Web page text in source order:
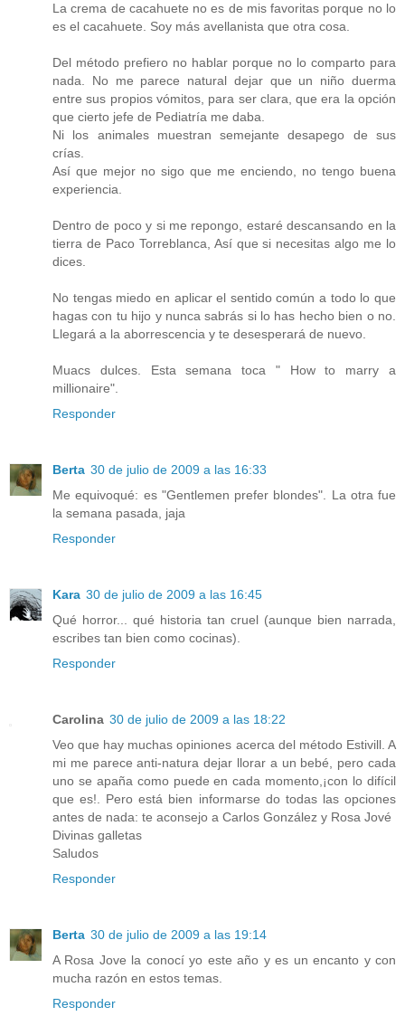
La crema de cacahuete no es de mis favoritas porque no lo
es el cacahuete. Soy más avellanista que otra cosa.
Del método prefiero no hablar porque no lo comparto para
nada. No me parece natural dejar que un niño duerma
entre sus propios vómitos, para ser clara, que era la opción
que cierto jefe de Pediatría me daba.
Ni los animales muestran semejante desapego de sus
crías.
Así que mejor no sigo que me enciendo, no tengo buena
experiencia.
Dentro de poco y si me repongo, estaré descansando en la
tierra de Paco Torreblanca, Así que si necesitas algo me lo
dices.
No tengas miedo en aplicar el sentido común a todo lo que
hagas con tu hijo y nunca sabrás si lo has hecho bien o no.
Llegará a la aborrescencia y te desesperará de nuevo.
Muacs dulces. Esta semana toca " How to marry a
millionaire".
Responder
Berta 30 de julio de 2009 a las 16:33
Me equivoqué: es "Gentlemen prefer blondes". La otra fue
la semana pasada, jaja
Responder
Kara 30 de julio de 2009 a las 16:45
Qué horror... qué historia tan cruel (aunque bien narrada,
escribes tan bien como cocinas).
Responder
Carolina 30 de julio de 2009 a las 18:22
Veo que hay muchas opiniones acerca del método Estivill. A
mi me parece anti-natura dejar llorar a un bebé, pero cada
uno se apaña como puede en cada momento,¡con lo difícil
que es!. Pero está bien informarse do todas las opciones
antes de nada: te aconsejo a Carlos González y Rosa Jové
Divinas galletas
Saludos
Responder
Berta 30 de julio de 2009 a las 19:14
A Rosa Jove la conocí yo este año y es un encanto y con
mucha razón en estos temas.
Responder